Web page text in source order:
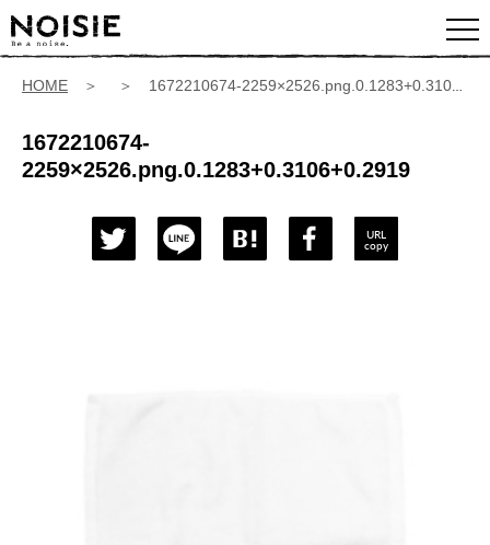
HOME ＞ ＞ 1672210674-2259×2526.png.0.1283+0.3106+0.2919
1672210674-
2259×2526.png.0.1283+0.3106+0.2919
URL
copy